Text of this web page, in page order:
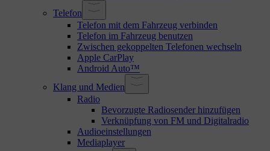
Telefon
Telefon mit dem Fahrzeug verbinden
Telefon im Fahrzeug benutzen
Zwischen gekoppelten Telefonen wechseln
Apple CarPlay
Android Auto™
Klang und Medien
Radio
Bevorzugte Radiosender hinzufügen
Verknüpfung von FM und Digitalradio
Audioeinstellungen
Mediaplayer